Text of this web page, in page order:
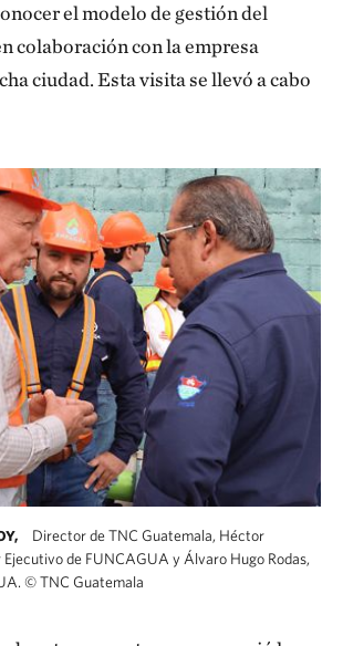
el modelo de gestión del
colaboración con la empresa
ciudad. Esta visita se llevó a cabo
Director de TNC Guatemala, Héctor
Ejecutivo de FUNCAGUA y Álvaro Hugo Rodas,
©TNC Guatemala